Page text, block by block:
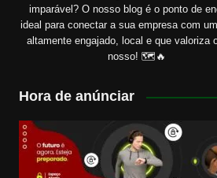
imparável? O nosso blog é o ponto de
ideal para conectar a sua empresa com
altamente engajado, local e que valoriza
nosso! 🗺️🔥
Hora de anúnciar